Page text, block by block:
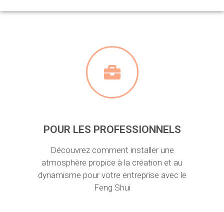
POUR LES PROFESSIONNELS
Découvrez comment installer une
atmosphère propice à la création et au
dynamisme pour votre entreprise avec le
Feng Shui